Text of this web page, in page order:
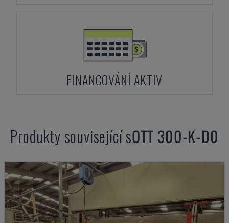
FINANCOVÁNÍ AKTIV
Produkty související sOTT 300-K-D0